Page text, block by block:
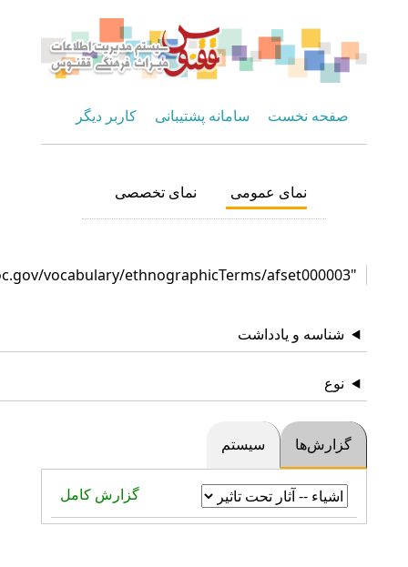
نخست سامانه پشتیبانی کاربر دیگر
نمای تخصصی
و یادداشت
سیستم
گزارش کامل